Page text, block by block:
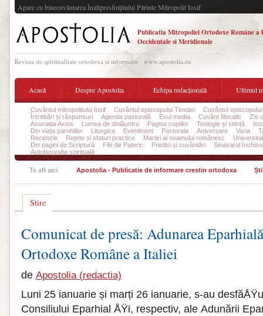
Apare cu binecuvântarea Înaltpresfinţitului Părinte Mitropolit Iosif
Publicatia Mitropoliei Ortodoxe Române a
Occidentale si Meridionale
Revista de spiritualitate ortodoxa si informare - www.apostolia.eu
Acasă Despre Apostolia Echipa redacțională Ultimul
Cuvântul mitropolitului Iosif Cuvântul episcopului Timotei
Cuvântul episcopului
Întrebări și răspunsuri
Agenda pastorală Evul media Cuvânt filocalic
Zis-
Asociația Axios
Lumea de dinlăuntru Pagina copiilor Teologie și stiință
Din viața parohiilor
Liturgica Eveniment Pastorala Aniversare Varia
Recenzie
Rețete și sfaturi practice Martiri ai neamului românesc
Din pagini de Scriptură
File de Pateric Predici și cuvântări
Sinaxarul
Autobiografia spirituală
Te afli aici: Apostolia - Publicatie de informare crestin ortodoxa
Stire
Comunicat de presă: Adunarea
Ortodoxe Române a Italiei
de Apostolia (redactia)
Luni 25 ianuarie și marți 26 ianuarie, s-au
Consiliului Eparhial ÅŸi, respectiv, ale Adunării